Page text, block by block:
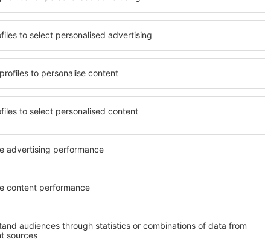
Palermo Punta Raisi
auf der Grundlage von
der
Nutzer
4